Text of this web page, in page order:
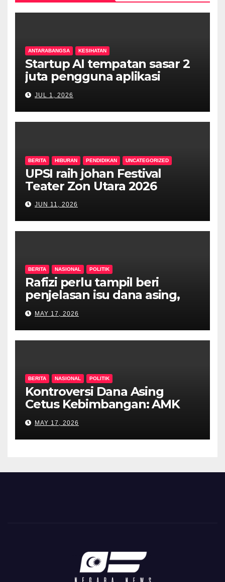
ANTARABANGSA KESIHATAN
Startup AI tempatan sasar 2
juta pengguna aplikasi
kesihatan digital MyMedix
dalam tempoh setahun
JUL 1, 2026
BERITA HIBURAN PENDIDIKAN UNCATEGORIZED
UPSI raih johan Festival
Teater Zon Utara 2026
JUN 11, 2026
BERITA NASIONAL POLITIK
Rafizi perlu tampil beri
penjelasan isu dana asing,
khianat negara
MAY 17, 2026
BERITA NASIONAL POLITIK
Kontroversi Dana Asing
Cetus Kebimbangan: AMK
Desak Siasatan Menyeluruh
MAY 17, 2026